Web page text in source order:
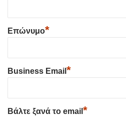
Επώνυμο*
Business Email *
Βάλτε ξανά το email *